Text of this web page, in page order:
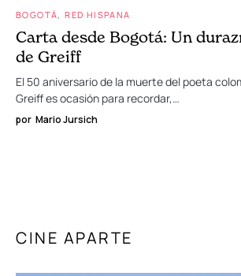
BOGOTÁ RED HISPANA
Carta desde Bogotá: Un
de Greiff
El 50 aniversario de la muerte del poeta
Greiff es ocasión para recordar,…
por Mario Jursich
CINE APARTE